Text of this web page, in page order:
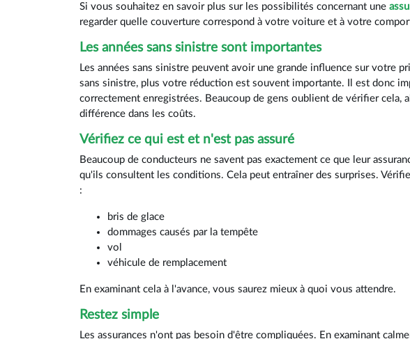
Si vous souhaitez en savoir plus sur les possibilités concernant une
regarder quelle couverture correspond à votre voiture et à votre
Les années sans sinistre sont importantes
Les années sans sinistre peuvent avoir une grande influence sur votre
sans sinistre, plus votre réduction est souvent importante. Il est donc
correctement enregistrées. Beaucoup de gens oublient de vérifier cela,
différence dans les coûts.
Vérifiez ce qui est et n'est pas assuré
Beaucoup de conducteurs ne savent pas exactement ce que leur
qu'ils consultent les conditions. Cela peut entraîner des surprises.
:
bris de glace
dommages causés par la tempête
vol
véhicule de remplacement
En examinant cela à l'avance, vous saurez mieux à quoi vous attendre.
Restez simple
Les assurances n'ont pas besoin d'être compliquées. En examinant